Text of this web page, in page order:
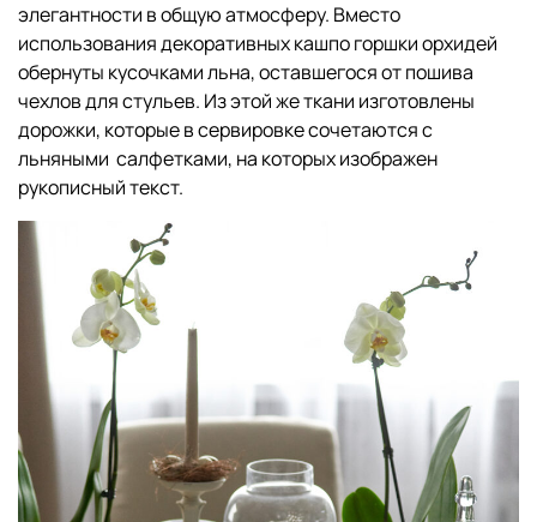
элегантности в общую атмосферу. Вместо
использования декоративных кашпо горшки орхидей
обернуты кусочками льна, оставшегося от пошива
чехлов для стульев. Из этой же ткани изготовлены
дорожки, которые в сервировке сочетаются с
льняными салфетками, на которых изображен
рукописный текст.